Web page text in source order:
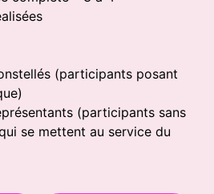
(participants posant
(participants sans
se mettent au service du